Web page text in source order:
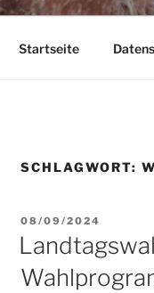
Startseite
SCHLAGWORT:
VERÖFFENTLICHT
AM
08/09/2024